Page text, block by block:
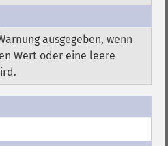
ausgegeben, wenn
Wert oder eine leere